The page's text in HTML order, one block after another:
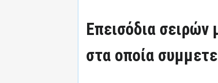
Επεισόδια
στα οποία